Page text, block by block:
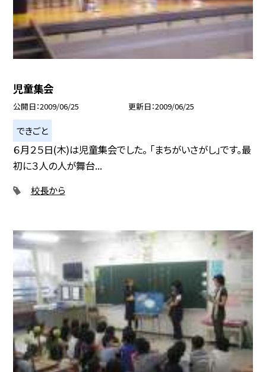
児童集会
公開日 2009/06/25 更新日 2009/06/25
できごと
６月２５日(木)は児童集会でした。 「まちがいさがし」です。最
初に３人の人が舞台...
校長から